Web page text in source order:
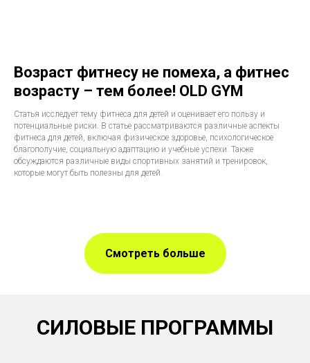
Возраст фитнесу не помеха, а фитнес
возрасту – тем более! OLD GYM
Статья исследует тему фитнеса для детей и оценивает его пользу и
потенциальные риски. В статье рассматриваются различные аспекты
фитнеса для детей, включая физическое здоровье, психологическое
благополучие, социальную адаптацию и учебные успехи. Также
обсуждаются различные виды спортивных занятий и тренировок,
которые могут быть полезны для детей.
Смотреть больше
СИЛОВЫЕ ПРОГРАММЫ